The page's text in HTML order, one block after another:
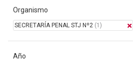
Organismo
SECRETARÍA PENAL STJ Nº2 (1)
Año